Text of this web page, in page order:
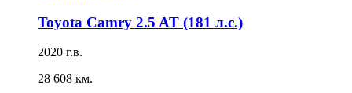
Toyota Camry 2.5 AT (181 л.с.)
2020 г.в.
28 608 км.